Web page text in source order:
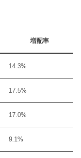
増配率
14.3%
17.5%
17.0%
9.1%